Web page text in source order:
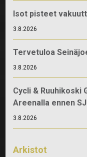
Isot pisteet
3.8.2026
Tervetuloa
3.8.2026
Cycli &
Areenalla ennen
3.8.2026
Arkistot